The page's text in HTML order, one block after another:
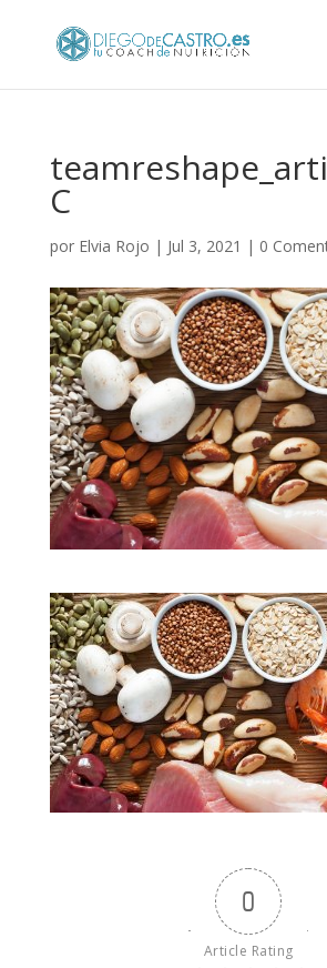
C
por Elvia Rojo | Jul 3, 2021 | 0
0
Article Rating